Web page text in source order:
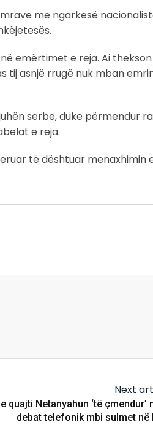
me ngarkesë
emërtimet e reja. Ai thekson
tij asnjë rrugë nuk mban
serbe, duke përmendur
e reja.
të dështuar menaxhimin
Next
quajti Netanyahun ‘të çmendur’
debat telefonik mbi sulmet në